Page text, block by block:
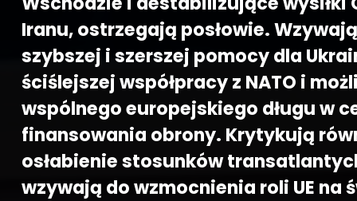
Iranu, ostrzegają posłowie.
szybszej i szerszej pomocy dla
ściślejszej współpracy z NATO i
wspólnego europejskiego długu w
finansowania obrony. Krytykują
osłabienie stosunków
wzywają do wzmocnienia roli UE na